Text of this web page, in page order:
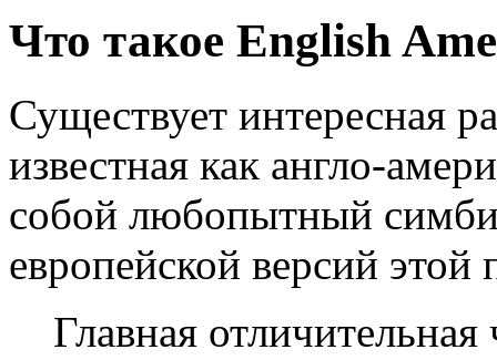
Что такое English
Существует интересная
известная как англо-
собой любопытный
европейской версий
Главная